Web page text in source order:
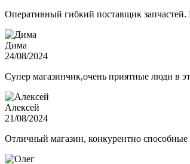
Оперативный гибкий поставщик запчастей.
Дима
24/08/2024
Супер магазинчик,очень приятные люди в
Алексей
21/08/2024
Отличный магазин, конкурентно